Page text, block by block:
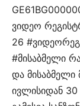
ვიდეო
26
#მისაბმელი
და
ივლისიდან